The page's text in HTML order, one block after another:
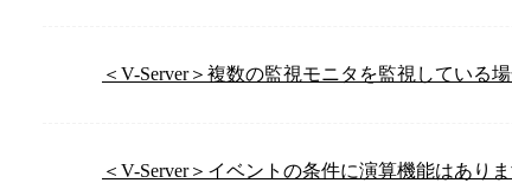
＜V-Server＞複数の監視モニタを監視している
＜V-Server＞イベントの条件に演算機能はあり